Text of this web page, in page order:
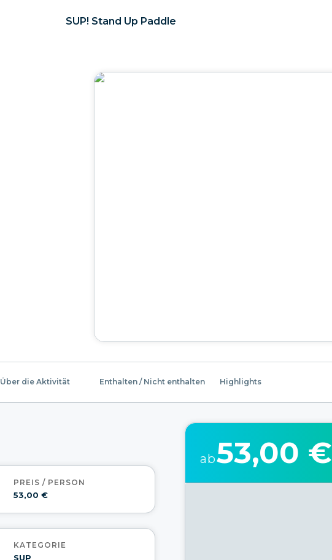
SUP! Stand Up Paddle
Über die Aktivität Enthalten / Nicht enthalten Highlights
PREIS / PERSON
53,00 €
KATEGORIE
SUP
ab53,00 €